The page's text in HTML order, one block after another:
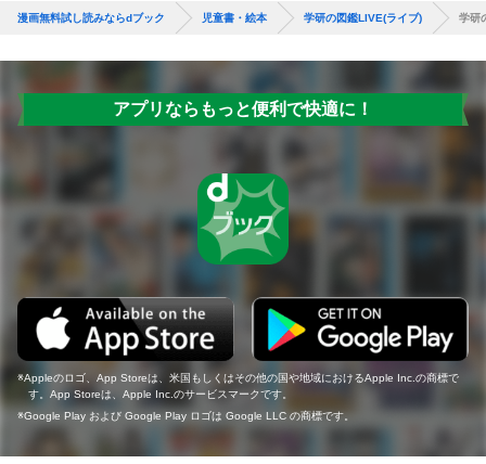
漫画無料試し読みならdブック 児童書・絵本 学研の図鑑LIVE(ライブ) 学研
アプリならもっと便利で快適に！
Appleのロゴ、App Storeは、米国もしくはその他の国や地域におけるApple Inc.の商標で
す。App Storeは、Apple Inc.のサービスマークです。
Google Play および Google Play ロゴは Google LLC の商標です。